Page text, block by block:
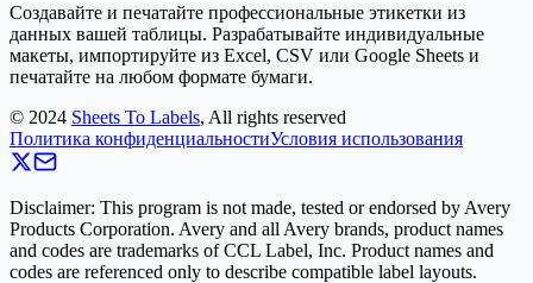
Создавайте и печатайте профессиональные этикетки из
данных вашей таблицы. Разрабатывайте индивидуальные
макеты, импортируйте из Excel, CSV или Google Sheets и
печатайте на любом формате бумаги.
© 2024 Sheets To Labels, All rights reserved
Политика конфиденциальностиУсловия использования
Disclaimer: This program is not made, tested or endorsed by Avery
Products Corporation. Avery and all Avery brands, product names
and codes are trademarks of CCL Label, Inc. Product names and
codes are referenced only to describe compatible label layouts.